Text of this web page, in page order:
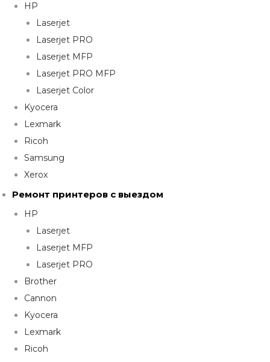
HP
Laserjet
Laserjet PRO
Laserjet MFP
Laserjet PRO MFP
Laserjet Color
Kyocera
Lexmark
Ricoh
Samsung
Xerox
Ремонт принтеров с выездом
HP
Laserjet
Laserjet MFP
Laserjet PRO
Brother
Cannon
Kyocera
Lexmark
Ricoh